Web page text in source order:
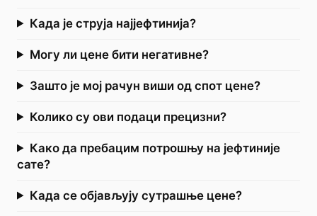
Када је струја најјефтинија?
Могу ли цене бити негативне?
Зашто је мој рачун виши од спот цене?
Колико су ови подаци прецизни?
Како да пребацим потрошњу на јефтиније
сате?
Када се објављују сутрашње цене?